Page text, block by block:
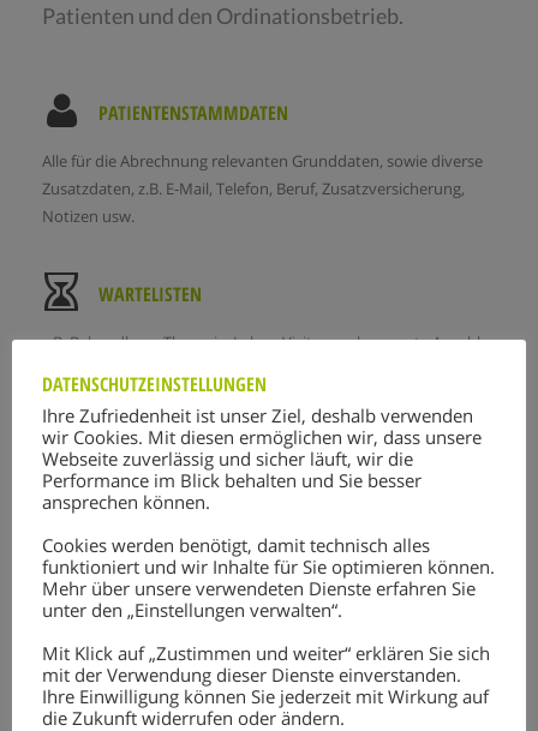
Patienten und den Ordinationsbetrieb.
PATIENTENSTAMMDATEN
Alle für die Abrechnung relevanten Grunddaten, sowie diverse
Zusatzdaten, z.B. E-Mail, Telefon, Beruf, Zusatzversicherung,
Notizen usw.
WARTELISTEN
z.B. Behandlung, Therapie, Labor, Visiten; unbegrenzte Anzahl
DATENSCHUTZEINSTELLUNGEN
Ihre Zufriedenheit ist unser Ziel, deshalb verwenden
wir Cookies. Mit diesen ermöglichen wir, dass unsere
Webseite zuverlässig und sicher läuft, wir die
Performance im Blick behalten und Sie besser
ansprechen können.
Cookies werden benötigt, damit technisch alles
funktioniert und wir Inhalte für Sie optimieren können.
Mehr über unsere verwendeten Dienste erfahren Sie
unter den „Einstellungen verwalten“.
Mit Klick auf „Zustimmen und weiter“ erklären Sie sich
mit der Verwendung dieser Dienste einverstanden.
Ihre Einwilligung können Sie jederzeit mit Wirkung auf
die Zukunft widerrufen oder ändern.